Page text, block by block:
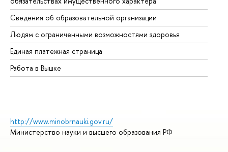
Сведения об образовательной организации
Людям с ограниченными возможностями здоровья
Единая платежная страница
Работа в Вышке
http://www.minobrnauki.gov.ru/
Министерство науки и высшего образования РФ